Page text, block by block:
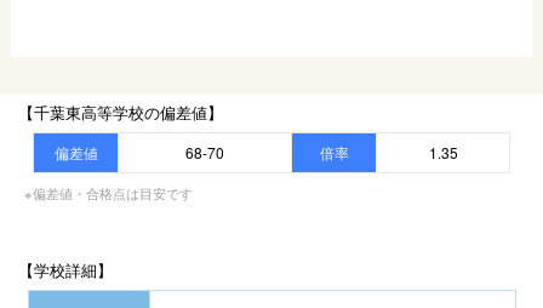
【千葉東高等学校の偏差値】
偏差値 68-70 倍率 1.35
※偏差値・合格点は目安です
【学校詳細】